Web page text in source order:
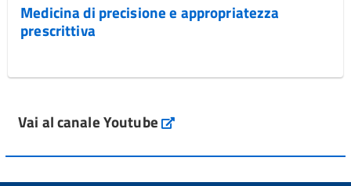
Medicina di precisione e appropriatezza
prescrittiva
Vai al canale Youtube